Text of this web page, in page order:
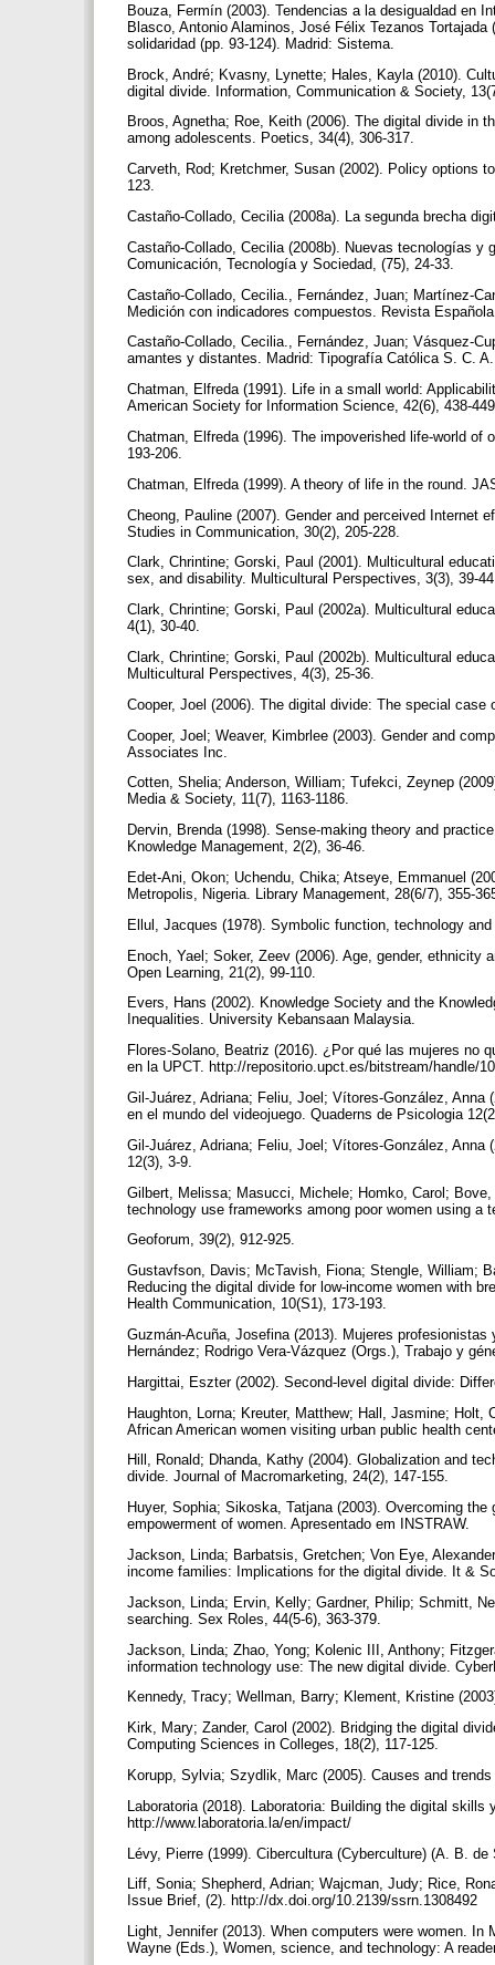
Bouza, Fermín (2003). Tendencias a la desigualdad en
Blasco, Antonio Alaminos, José Félix Tezanos
solidaridad (pp. 93-124). Madrid: Sistema.
Brock, André; Kvasny, Lynette; Hales, Kayla (2010).
digital divide. Information, Communication & Society,
Broos, Agnetha; Roe, Keith (2006). The digital divide in
among adolescents. Poetics, 34(4), 306‑317.
Carveth, Rod; Kretchmer, Susan (2002). Policy options
123.
Castaño-Collado, Cecilia (2008a). La segunda brecha
Castaño-Collado, Cecilia (2008b). Nuevas tecnologías y
Comunicación, Tecnología y Sociedad, (75), 24‑33.
Castaño-Collado, Cecilia., Fernández, Juan; Martínez-
Medición con indicadores compuestos. Revista
Castaño-Collado, Cecilia., Fernández, Juan; Vásquez-
amantes y distantes. Madrid: Tipografía Católica S. C.
Chatman, Elfreda (1991). Life in a small world:
American Society for Information Science, 42(6),
Chatman, Elfreda (1996). The impoverished life-world
193-206.
Chatman, Elfreda (1999). A theory of life in the round.
Cheong, Pauline (2007). Gender and perceived Internet
Studies in Communication, 30(2), 205‑228.
Clark, Chrintine; Gorski, Paul (2001). Multicultural
sex, and disability. Multicultural Perspectives, 3(3), 39-
Clark, Chrintine; Gorski, Paul (2002a). Multicultural
4(1), 30-40.
Clark, Chrintine; Gorski, Paul (2002b). Multicultural
Multicultural Perspectives, 4(3), 25-36.
Cooper, Joel (2006). The digital divide: The special
Cooper, Joel; Weaver, Kimbrlee (2003). Gender and
Associates Inc.
Cotten, Shelia; Anderson, William; Tufekci, Zeynep
Media & Society, 11(7), 1163-1186.
Dervin, Brenda (1998). Sense-making theory and
Knowledge Management, 2(2), 36‑46.
Edet-Ani, Okon; Uchendu, Chika; Atseye, Emmanuel
Metropolis, Nigeria. Library Management, 28(6/7), 355-
Ellul, Jacques (1978). Symbolic function, technology
Enoch, Yael; Soker, Zeev (2006). Age, gender, ethnicity
Open Learning, 21(2), 99-110.
Evers, Hans (2002). Knowledge Society and the
Inequalities. University Kebansaan Malaysia.
Flores-Solano, Beatriz (2016). ¿Por qué las mujeres no
en la UPCT. http://repositorio.upct.es/bitstream/handle/
Gil-Juárez, Adriana; Feliu, Joel; Vítores-González, Anna
en el mundo del videojuego. Quaderns de Psicologia
Gil-Juárez, Adriana; Feliu, Joel; Vítores-González, Anna
12(3), 3-9.
Gilbert, Melissa; Masucci, Michele; Homko, Carol;
technology use frameworks among poor women using a
Geoforum, 39(2), 912-925.
Gustavfson, Davis; McTavish, Fiona; Stengle, William;
Reducing the digital divide for low-income women with
Health Communication, 10(S1), 173-193.
Guzmán-Acuña, Josefina (2013). Mujeres
Hernández; Rodrigo Vera-Vázquez (Orgs.), Trabajo y
Hargittai, Eszter (2002). Second-level digital divide:
Haughton, Lorna; Kreuter, Matthew; Hall, Jasmine;
African American women visiting urban public health
Hill, Ronald; Dhanda, Kathy (2004). Globalization and
divide. Journal of Macromarketing, 24(2), 147-155.
Huyer, Sophia; Sikoska, Tatjana (2003). Overcoming
empowerment of women. Apresentado em INSTRAW.
Jackson, Linda; Barbatsis, Gretchen; Von Eye,
income families: Implications for the digital divide. It &
Jackson, Linda; Ervin, Kelly; Gardner, Philip; Schmitt,
searching. Sex Roles, 44(5-6), 363-379.
Jackson, Linda; Zhao, Yong; Kolenic III, Anthony;
information technology use: The new digital divide.
Kennedy, Tracy; Wellman, Barry; Klement, Kristine
Kirk, Mary; Zander, Carol (2002). Bridging the digital
Computing Sciences in Colleges, 18(2), 117‑125.
Korupp, Sylvia; Szydlik, Marc (2005). Causes and
Laboratoria (2018). Laboratoria: Building the digital
http://www.laboratoria.la/en/impact/
Lévy, Pierre (1999). Cibercultura (Cyberculture) (A. B.
Liff, Sonia; Shepherd, Adrian; Wajcman, Judy; Rice,
Issue Brief, (2). http://dx.doi.org/10.2139/ssrn.1308492
Light, Jennifer (2013). When computers were women.
Wayne (Eds.), Women, science, and technology: A